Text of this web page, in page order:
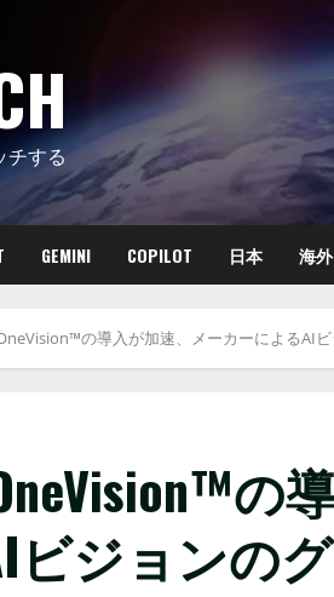
チする
GEMINI COPILOT 日本 海外
の導入が加速、メーカーによるAI
の
ビジョンの